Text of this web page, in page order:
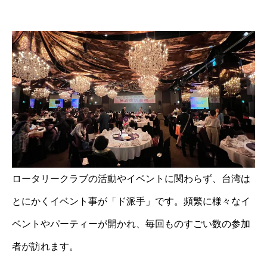
ロータリークラブの活動やイベントに関わらず、台湾は
とにかくイベント事が「ド派手」です。頻繁に様々なイ
ベントやパーティーが開かれ、毎回ものすごい数の参加
者が訪れます。